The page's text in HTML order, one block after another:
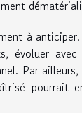
à
évoluer
Par
pourrait